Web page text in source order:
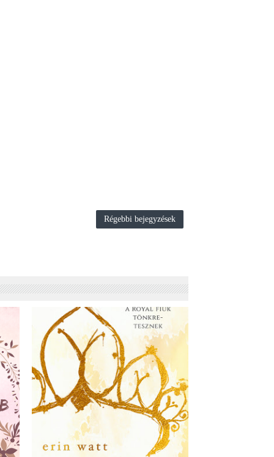
Régebbi bejegyzések